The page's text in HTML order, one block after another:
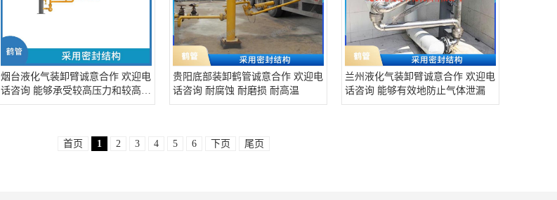
烟台液化气装卸臂诚意合作 欢迎电
话咨询 能够承受较高压力和较高温
度
贵阳底部装卸鹤管诚意合作 欢迎电
话咨询 耐腐蚀 耐磨损 耐高温
兰州液化气装卸臂诚意合作 欢迎电
话咨询 能够有效地防止气体泄漏
首页 1 2 3 4 5 6 下页 尾页